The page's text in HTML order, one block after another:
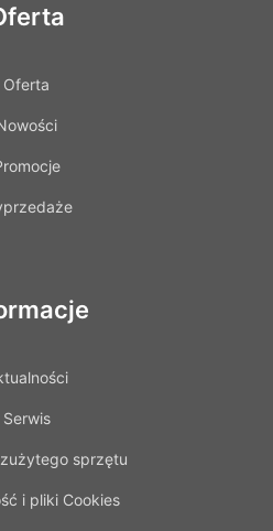
Oferta
Serwis
sprzętu
i pliki Cookies